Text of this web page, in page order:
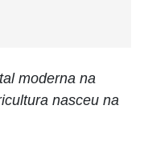
moderna na
nasceu na